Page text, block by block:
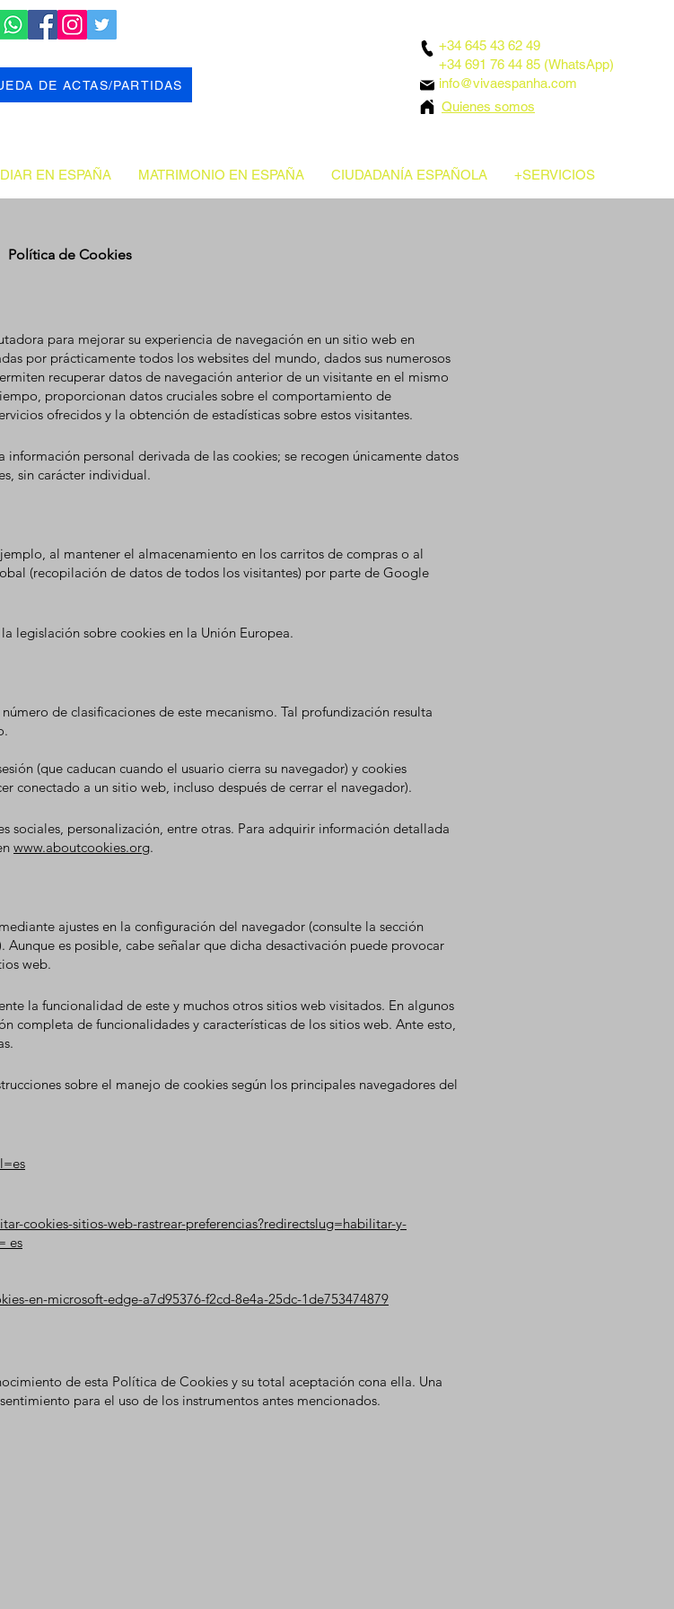
DE ACTAS/PARTIDAS
+34 645 43 62 49
+34 691 76 44 85 (WhatsApp)
info@vivaespanha.com
Quienes somos
EN ESPAÑA MATRIMONIO EN ESPAÑA CIUDADANÍA ESPAÑOLA +SERVICIOS
Política de Cookies
para mejorar su experiencia de navegación en un sitio web en
por prácticamente todos los websites del mundo, dados sus numerosos
recuperar datos de navegación anterior de un visitante en el mismo
proporcionan datos cruciales sobre el comportamiento de
ofrecidos y la obtención de estadísticas sobre estos visitantes.
información personal derivada de las cookies; se recogen únicamente datos
sin carácter individual.
, al mantener el almacenamiento en los carritos de compras o al
(recopilación de datos de todos los visitantes) por parte de Google
legislación sobre cookies en la Unión Europea.
de clasificaciones de este mecanismo. Tal profundización resulta
(que caducan cuando el usuario cierra su navegador) y cookies
conectado a un sitio web, incluso después de cerrar el navegador).
sociales, personalización, entre otras. Para adquirir información detallada
www.aboutcookies.org.
ajustes en la configuración del navegador (consulte la sección
es posible, cabe señalar que dicha desactivación puede provocar
web.
la funcionalidad de este y muchos otros sitios web visitados. En algunos
completa de funcionalidades y características de los sitios web. Ante esto,
sobre el manejo de cookies según los principales navegadores del
cookies-sitios-web-rastrear-preferencias?redirectslug=habilitar-y-
es
en-microsoft-edge-a7d95376-f2cd-8e4a-25dc-1de753474879
de esta Política de Cookies y su total aceptación cona ella. Una
para el uso de los instrumentos antes mencionados.